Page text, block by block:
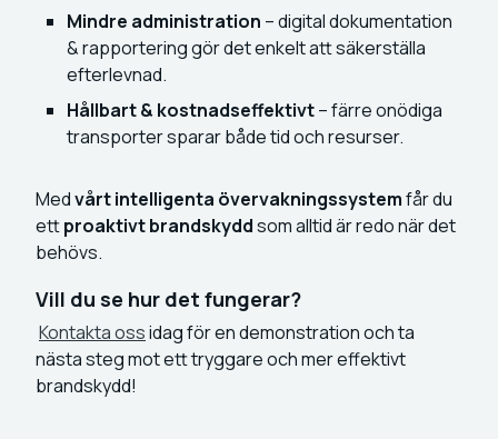
Mindre administration – digital dokumentation
& rapportering gör det enkelt att säkerställa
efterlevnad.
Hållbart & kostnadseffektivt– färre onödiga
transporter sparar både tid och resurser.
Medvårt intelligenta övervakningssystemfår du
ettproaktivt brandskyddsom alltid är redo när det
behövs.
Vill du se hur det fungerar?
Kontakta ossidag för en demonstration och ta
nästa steg mot ett tryggare och mer effektivt
brandskydd!